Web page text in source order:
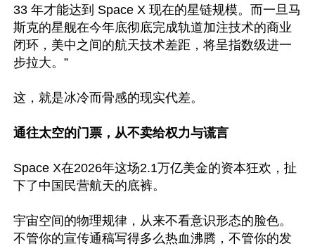
33 年才能达到 Space X 现在的星链规模。而一旦马
斯克的星舰在今年底彻底完成轨道加注技术的商业
闭环，美中之间的航天技术差距，将呈指数级进一
步拉大。”
这，就是冰冷而骨感的现实代差。
通往太空的门票，从不卖给权力与谎言
Space X在2026年这场2.1万亿美金的资本狂欢，扯
下了中国民营航天的底裤。
宇宙空间的物理规律，从来不看意识形态的脸色。
不管你的宣传通稿写得多么热血沸腾，不管你的发